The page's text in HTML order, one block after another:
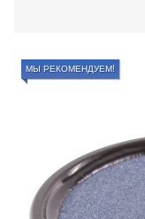
МЫ РЕКОМЕНДУЕМ!